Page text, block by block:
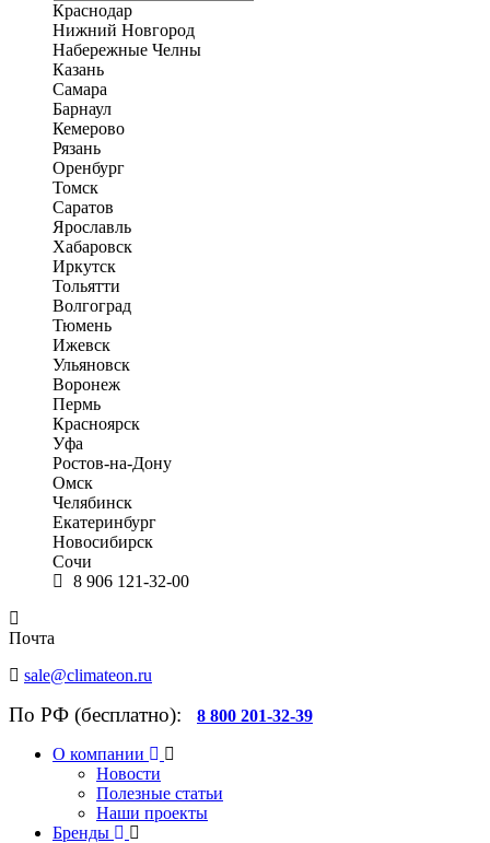
Краснодар
Нижний Новгород
Набережные Челны
Казань
Самара
Барнаул
Кемерово
Рязань
Оренбург
Томск
Саратов
Ярославль
Хабаровск
Иркутск
Тольятти
Волгоград
Тюмень
Ижевск
Ульяновск
Воронеж
Пермь
Красноярск
Уфа
Ростов-на-Дону
Омск
Челябинск
Екатеринбург
Новосибирск
Сочи
8 906 121-32-00
Почта
sale@climateon.ru
По РФ (бесплатно): 8 800 201-32-39
О компании
Новости
Полезные статьи
Наши проекты
Бренды